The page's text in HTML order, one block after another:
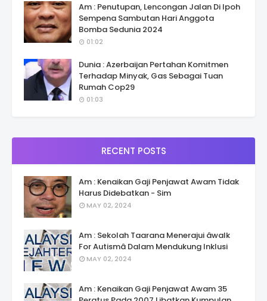
Am : Penutupan, Lencongan Jalan Di Ipoh
Sempena Sambutan Hari Anggota
Bomba Sedunia 2024
01:02
Dunia : Azerbaijan Pertahan Komitmen
Terhadap Minyak, Gas Sebagai Tuan
Rumah Cop29
01:03
RECENT POSTS
Am : Kenaikan Gaji Penjawat Awam Tidak
Harus Didebatkan - Sim
MAY 02, 2024
Am : Sekolah Taarana Menerajui âwalk
For Autismâ Dalam Mendukung Inklusi
MAY 02, 2024
Am : Kenaikan Gaji Penjawat Awam 35